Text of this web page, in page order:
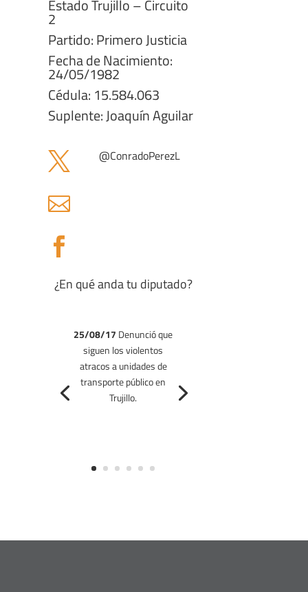
Estado Trujillo – Circuito
2
Partido: Primero Justicia
Fecha de Nacimiento:
24/05/1982
Cédula: 15.584.063
Suplente: Joaquín Aguilar
 @ConradoPerezL


¿En qué anda tu diputado?
25/08/17 Denunció que
siguen los violentos
atracos a unidades de
transporte público en
Trujillo.
19/08/17